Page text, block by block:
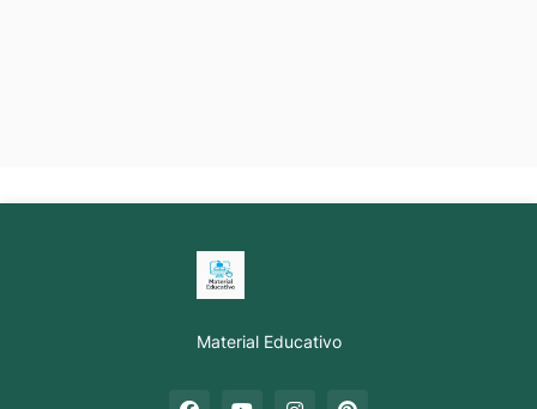
Material Educativo